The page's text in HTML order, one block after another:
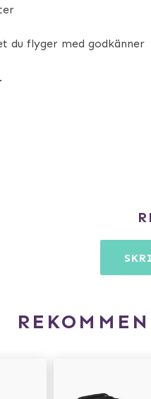
du flyger med godkänner